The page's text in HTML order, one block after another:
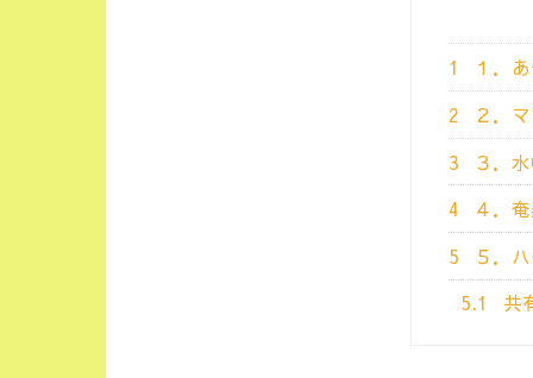
1
１．
2
２．
3
３．
4
４．
5
５．
5.1
共